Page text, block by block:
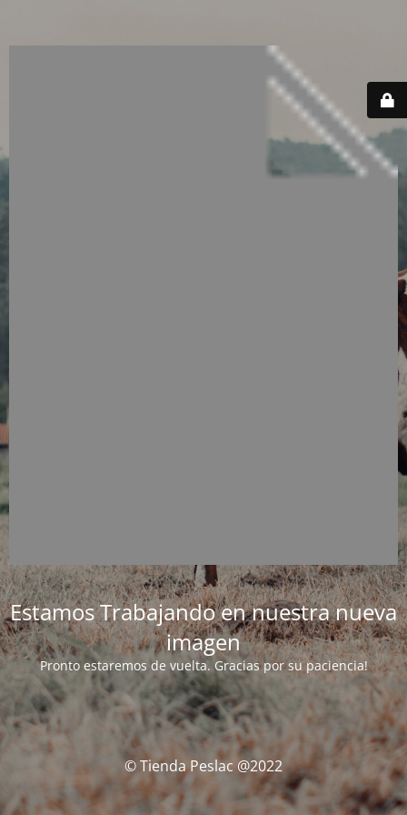
Estamos Trabajando en nuestra nueva
imagen
Pronto estaremos de vuelta. Gracias por su paciencia!
© Tienda Peslac @2022